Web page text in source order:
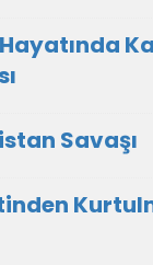
Savaşı